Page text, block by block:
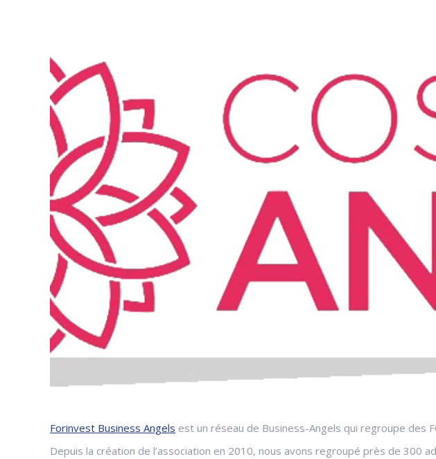
Forinvest Business Angels est un réseau de Business-Angels qui regroupe des
Depuis la création de l’association en 2010, nous avons regroupé près de 300